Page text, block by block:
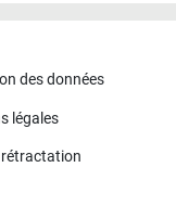
des données
légales
rétractation